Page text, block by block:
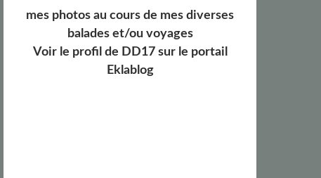
mes photos au cours de mes diverses
balades et/ou voyages
Voir le profil de DD17sur le portail
Eklablog